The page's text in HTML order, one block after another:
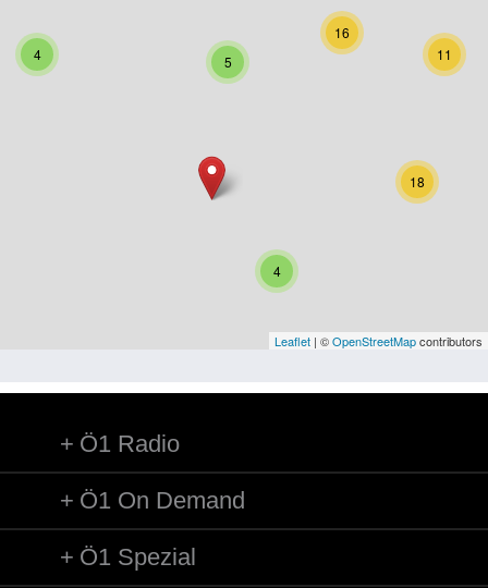
Kärnten
Oberösterreich
Salzburg
Vorarlberg
Besatzungsmächte
Frauen, Mütter, Kinder
4
5
16
11
18
4
Leaflet | ©OpenStreetMapcontributors
Ö1 Radio
Ö1 On Demand
Ö1 Spezial